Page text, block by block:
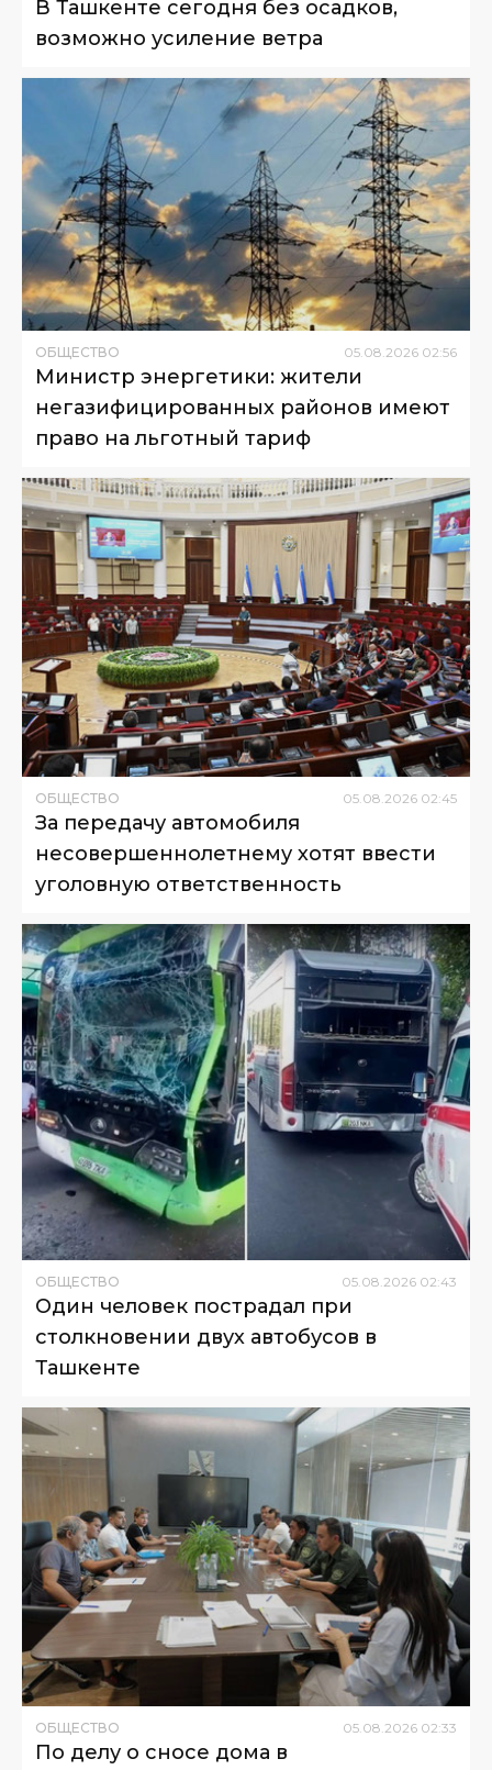
В Ташкенте сегодня без осадков,
возможно усиление ветра
ОБЩЕСТВО 05 08 2026 02:56
Министр энергетики: жители
негазифицированных районов имеют
право на льготный тариф
ОБЩЕСТВО 05.08.2026 02:45
За передачу автомобиля
несовершеннолетнему хотят ввести
уголовную ответственность
ОБЩЕСТВО 05.08.2026 02:43
Один человек пострадал при
столкновении двух автобусов в
Ташкенте
ОБЩЕСТВО 05.08.2026 02:33
По делу о сносе дома в